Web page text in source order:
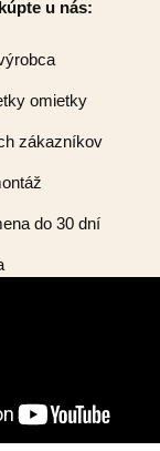
u nás:
omietky
zákazníkov
do 30 dní